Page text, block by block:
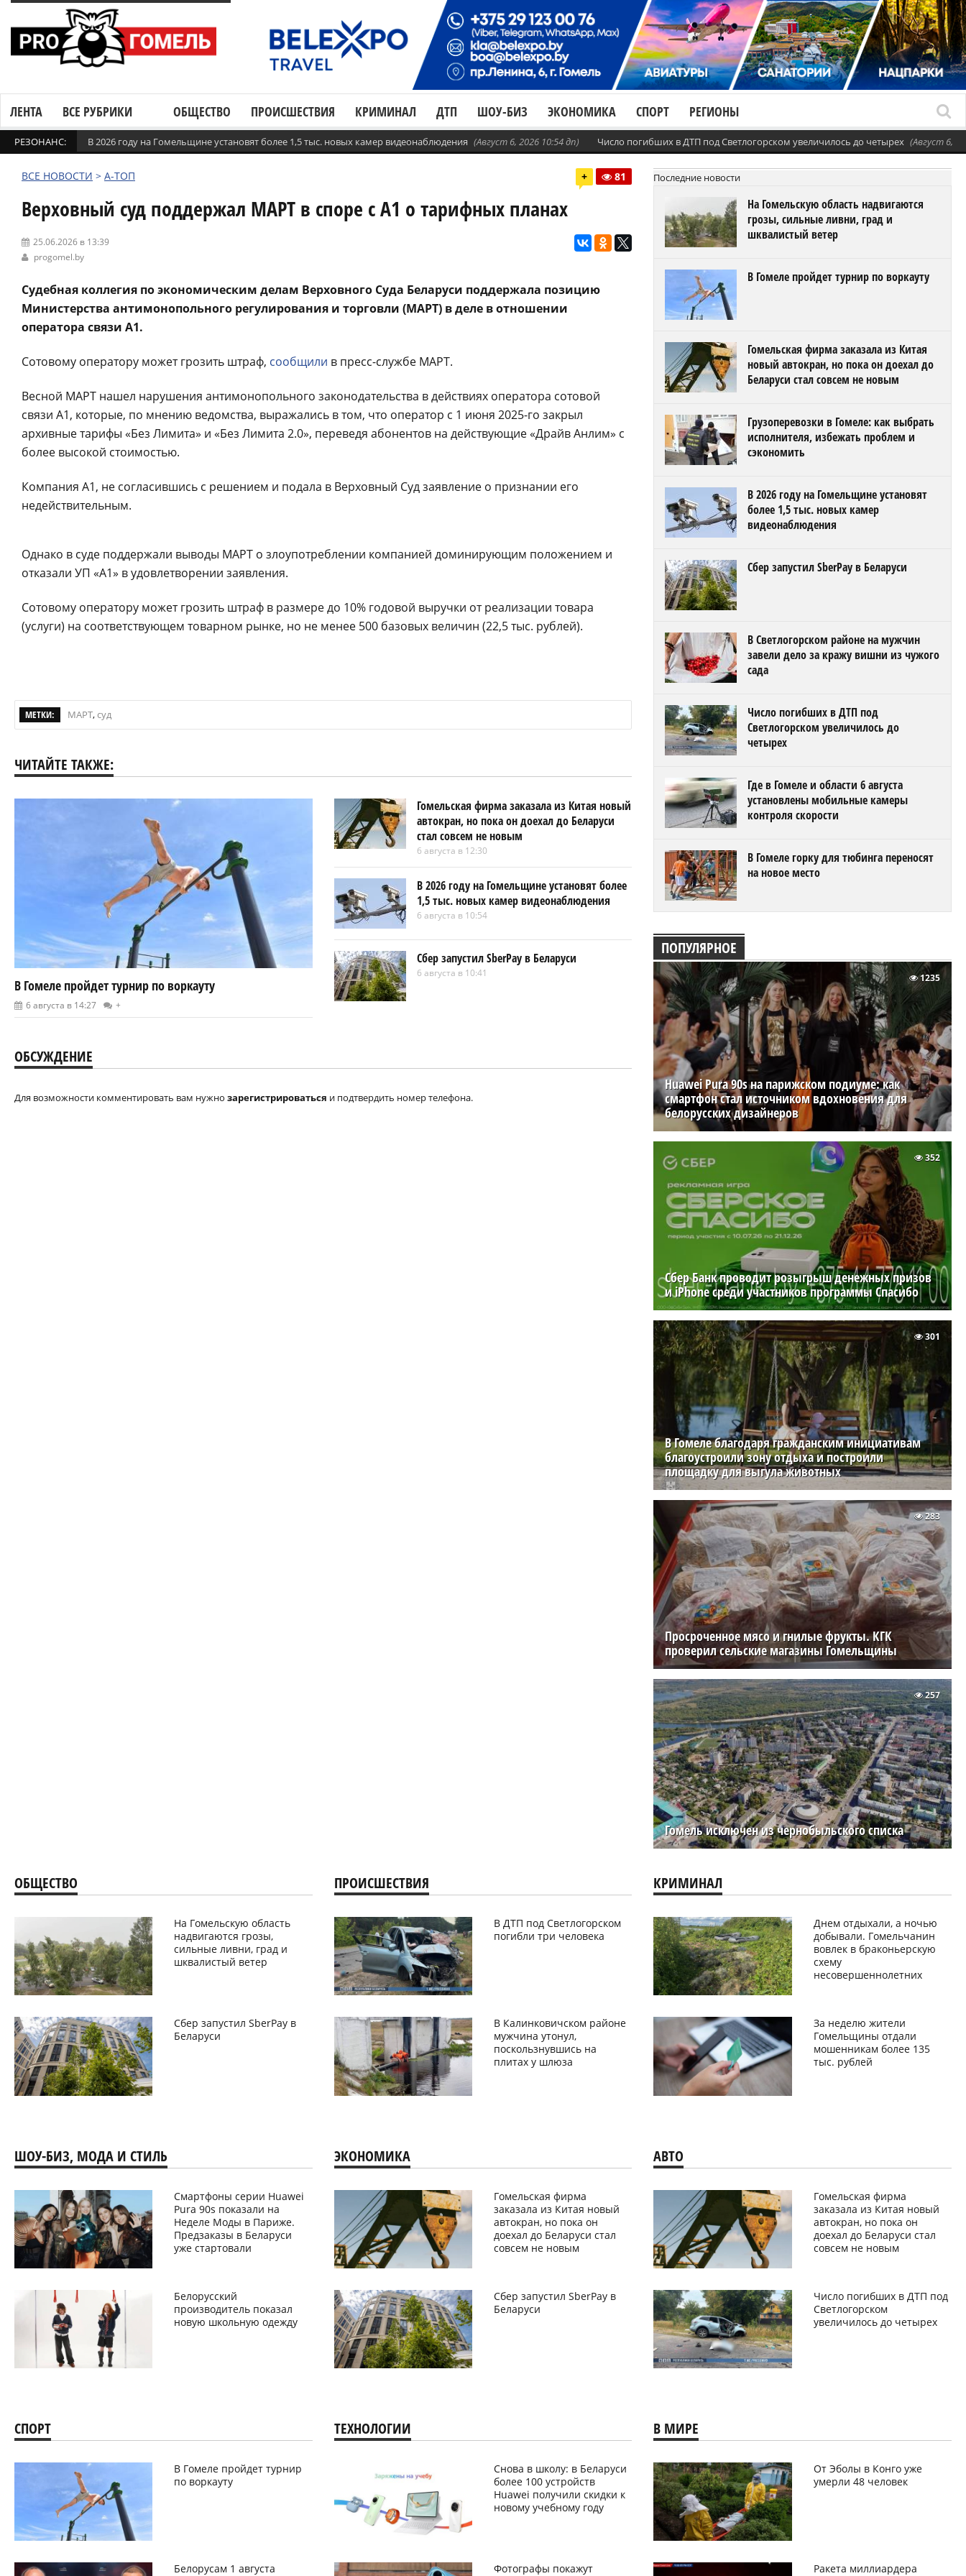
ЛЕНТА ВСЕ РУБРИКИ ОБЩЕСТВО ПРОИСШЕСТВИЯ КРИМИНАЛ ДТП ШОУ-БИЗ ЭКОНОМИКА СПОРТ РЕГИОНЫ
РЕЗОНАНС: В 2026 году на Гомельщине установят более 1,5 тыс. новых камер видеонаблюдения (Август 6, 2026 10:54 дп) Число погибших в ДТП под Светлогорском увеличилось до четырех (Август 6,
ВСЕ НОВОСТИ > А-ТОП + 81
Верховный суд поддержал МАРТ в споре с А1 о тарифных планах
25.06.2026 в 13:39
progomel.by
Судебная коллегия по экономическим делам Верховного Суда Беларуси поддержала позицию
Министерства антимонопольного регулирования и торговли (МАРТ) в деле в отношении
оператора связи A1.
Сотовому оператору может грозить штраф, сообщили в пресс-службе МАРТ.
Весной МАРТ нашел нарушения антимонопольного законодательства в действиях оператора сотовой
связи А1, которые, по мнению ведомства, выражались в том, что оператор с 1 июня 2025-го закрыл
архивные тарифы «Без Лимита» и «Без Лимита 2.0», переведя абонентов на действующие «Драйв Анлим» с
более высокой стоимостью.
Компания А1, не согласившись с решением и подала в Верховный Суд заявление о признании его
недействительным.
Однако в суде поддержали выводы МАРТ о злоупотреблении компанией доминирующим положением и
отказали УП «А1» в удовлетворении заявления.
Сотовому оператору может грозить штраф в размере до 10% годовой выручки от реализации товара
(услуги) на соответствующем товарном рынке, но не менее 500 базовых величин (22,5 тыс. рублей).
МЕТКИ: МАРТ,суд
ЧИТАЙТЕ ТАКЖЕ:
В Гомеле пройдет турнир по воркауту
6 августа в 14:27 +
Гомельская фирма заказала из Китая новый
автокран, но пока он доехал до Беларуси
стал совсем не новым
6 августа в 12:30
В 2026 году на Гомельщине установят более
1,5 тыс. новых камер видеонаблюдения
6 августа в 10:54
Сбер запустил SberPay в Беларуси
6 августа в 10:41
ОБСУЖДЕНИЕ
Для возможности комментировать вам нужно зарегистрироваться и подтвердить номер телефона.
Последние новости
На Гомельскую область надвигаются
грозы, сильные ливни, град и
шквалистый ветер
В Гомеле пройдет турнир по воркауту
Гомельская фирма заказала из Китая
новый автокран, но пока он доехал до
Беларуси стал совсем не новым
Грузоперевозки в Гомеле: как выбрать
исполнителя, избежать проблем и
сэкономить
В 2026 году на Гомельщине установят
более 1,5 тыс. новых камер
видеонаблюдения
Сбер запустил SberPay в Беларуси
В Светлогорском районе на мужчин
завели дело за кражу вишни из чужого
сада
Число погибших в ДТП под
Светлогорском увеличилось до
четырех
Где в Гомеле и области 6 августа
установлены мобильные камеры
контроля скорости
В Гомеле горку для тюбинга переносят
на новое место
ПОПУЛЯРНОЕ
Huawei Pura 90s на парижском подиуме: как
смартфон стал источником вдохновения для
белорусских дизайнеров
1235
Сбер Банк проводит розыгрыш денежных призов
и iPhone среди участников программы Спасибо
352
В Гомеле благодаря гражданским инициативам
благоустроили зону отдыха и построили
площадку для выгула животных
301
Просроченное мясо и гнилые фрукты. КГК
проверил сельские магазины Гомельщины
283
Гомель исключен из чернобыльского списка
257
ОБЩЕСТВО
На Гомельскую область
надвигаются грозы,
сильные ливни, град и
шквалистый ветер
Сбер запустил SberPay в
Беларуси
ПРОИСШЕСТВИЯ
В ДТП под Светлогорском
погибли три человека
В Калинковичском районе
мужчина утонул,
поскользнувшись на
плитах у шлюза
КРИМИНАЛ
Днем отдыхали, а ночью
добывали. Гомельчанин
вовлек в браконьерскую
схему
несовершеннолетних
За неделю жители
Гомельщины отдали
мошенникам более 135
тыс. рублей
ШОУ-БИЗ, МОДА И СТИЛЬ
Смартфоны серии Huawei
Pura 90s показали на
Неделе Моды в Париже.
Предзаказы в Беларуси
уже стартовали
Белорусский
производитель показал
новую школьную одежду
ЭКОНОМИКА
Гомельская фирма
заказала из Китая новый
автокран, но пока он
доехал до Беларуси стал
совсем не новым
Сбер запустил SberPay в
Беларуси
АВТО
Гомельская фирма
заказала из Китая новый
автокран, но пока он
доехал до Беларуси стал
совсем не новым
Число погибших в ДТП под
Светлогорском
увеличилось до четырех
СПОРТ
В Гомеле пройдет турнир
по воркауту
Белорусам 1 августа
ТЕХНОЛОГИИ
Снова в школу: в Беларуси
более 100 устройств
Huawei получили скидки к
новому учебному году
Фотографы покажут
В МИРЕ
От Эболы в Конго уже
умерли 48 человек
Ракета миллиардера